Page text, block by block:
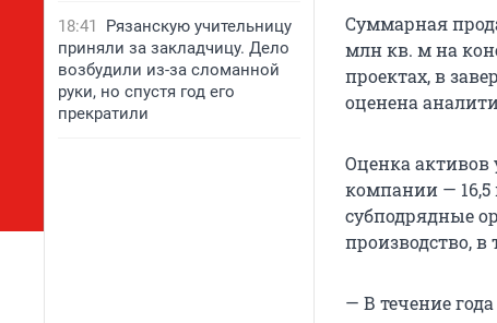
18:41
Рязанскую учительницу
приняли за закладчицу. Дело
возбудили из-за сломанной
руки, но спустя год его
прекратили
Суммарная
млн кв. м на
проектах, в
оценена
Оценка активов
компании — 16,5
субподрядные
производство,
— В течение